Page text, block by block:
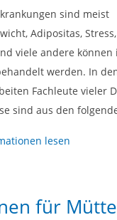
sind meist
Adipositas,
viele andere
werden. In
Fachleute vieler
sind aus den
lesen
für